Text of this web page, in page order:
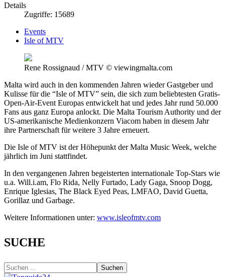
Details
Zugriffe: 15689
Events
Isle of MTV
Rene Rossignaud / MTV © viewingmalta.com
Malta wird auch in den kommenden Jahren wieder Gastgeber und
Kulisse für die “Isle of MTV” sein, die sich zum beliebtesten Gratis-
Open-Air-Event Europas entwickelt hat und jedes Jahr rund 50.000
Fans aus ganz Europa anlockt. Die Malta Tourism Authority und der
US-amerikanische Medienkonzern Viacom haben in diesem Jahr
ihre Partnerschaft für weitere 3 Jahre erneuert.
Die Isle of MTV ist der Höhepunkt der Malta Music Week, welche
jährlich im Juni stattfindet.
In den vergangenen Jahren begeisterten internationale Top-Stars wie
u.a. Will.i.am, Flo Rida, Nelly Furtado, Lady Gaga, Snoop Dogg,
Enrique Iglesias, The Black Eyed Peas, LMFAO, David Guetta,
Gorillaz und Garbage.
Weitere Informationen unter: www.isleofmtv.com
SUCHE
Suchen